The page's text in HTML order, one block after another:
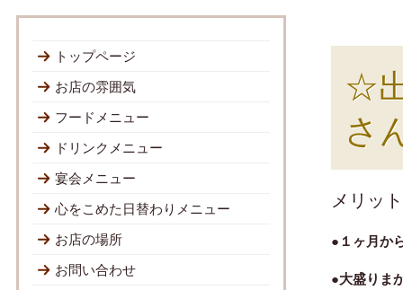
☆
さ
メリッ
●１ヶ月か
●大盛りま
トップページ
お店の雰囲気
フードメニュー
ドリンクメニュー
宴会メニュー
心をこめた日替わりメニュー
お店の場所
お問い合わせ